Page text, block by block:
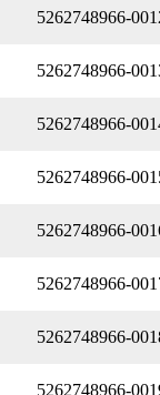
5262748966-
5262748966-
5262748966-
5262748966-
5262748966-
5262748966-
5262748966-
5262748966-